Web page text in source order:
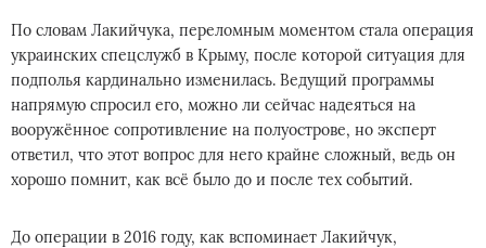
По словам Лакийчука, переломным моментом стала операция
украинских спецслужб в Крыму, после которой ситуация для
подполья кардинально изменилась. Ведущий программы
напрямую спросил его, можно ли сейчас надеяться на
вооружённое сопротивление на полуострове, но эксперт
ответил, что этот вопрос для него крайне сложный, ведь он
хорошо помнит, как всё было до и после тех событий.
До операции в 2016 году, как вспоминает Лакийчук,